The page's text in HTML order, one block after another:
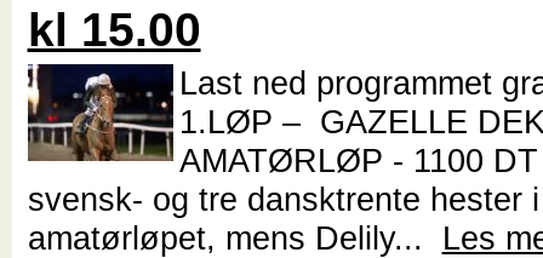
kl 15.00
Last ned programmet
1.LØP – GAZELLE
AMATØRLØP - 1100
svensk- og tre dansktrente hester i
amatørløpet, mens Delily... Les